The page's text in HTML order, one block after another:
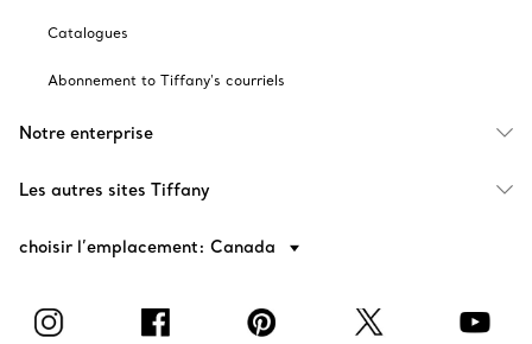
Catalogues
Abonnement to Tiffany's courriels
Notre enterprise
Les autres sites Tiffany
choisir l’emplacement: Canada